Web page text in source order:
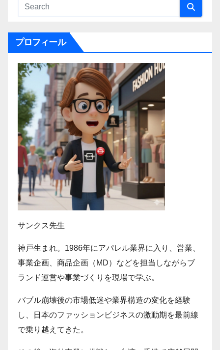
プロフィール
サンクス先生
神戸生まれ。1986年にアパレル業界に入り、営業、
事業企画、商品企画（MD）などを担当しながらブ
ランド運営や事業づくりを現場で学ぶ。
バブル崩壊後の市場低迷や業界構造の変化を経験
し、日本のファッションビジネスの激動期を最前線
で乗り越えてきた。